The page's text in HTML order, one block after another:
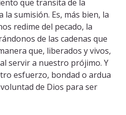
que transita de la
sumisión. Es, más bien, la
redime del pecado, la
de las cadenas que
que, liberados y vivos,
servir a nuestro prójimo. Y
esfuerzo, bondad o ardua
de Dios para ser